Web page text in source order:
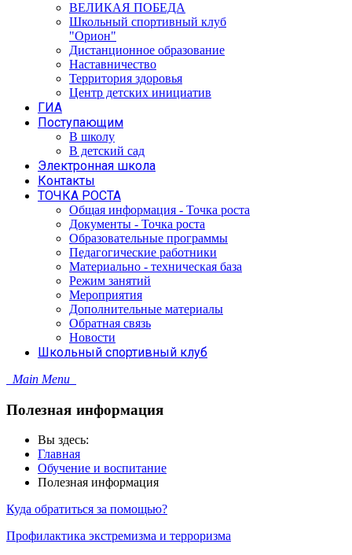
ВЕЛИКАЯ ПОБЕДА
Школьный спортивный клуб
"Орион"
Дистанционное образование
Наставничество
Территория здоровья
Центр детских инициатив
ГИА
Поступающим
В школу
В детский сад
Электронная школа
Контакты
ТОЧКА РОСТА
Общая информация - Точка роста
Документы - Точка роста
Образовательные программы
Педагогические работники
Материально - техническая база
Режим занятий
Мероприятия
Дополнительные материалы
Обратная связь
Новости
Школьный спортивный клуб
Main Menu
Полезная информация
Вы здесь:
Главная
Обучение и воспитание
Полезная информация
Куда обратиться за помощью?
Профилактика экстремизма и терроризма